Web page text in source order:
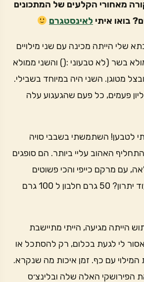
מאחורי הקלעים של המתכונים
בואו איתי לאינסטגרם
שלי הייתה מכינה עם שני מילויים
בשר (לא טבעוני :() והשני ממולא
מטוגן. השני היה במיוחד בשבילי.
פעמים, כל פעם שהגעגוע עלה
לטבען! השתמשתי בשבבי סויה
האהוב עליי ביותר. הם סופגים
עם מרקם כייפי והכי פשוטים
לשימוש שאפשר. עוד יתרון? 50 גרם חלבון ל 100 גרם
הייתה מגיעה, הייתי מתיישבת
לי לגעת בכלום, רק להסתכל או
עם כף. זמן איכות מה שנקרא.
הפירושקי האלה שלה ובלינצ׳ס